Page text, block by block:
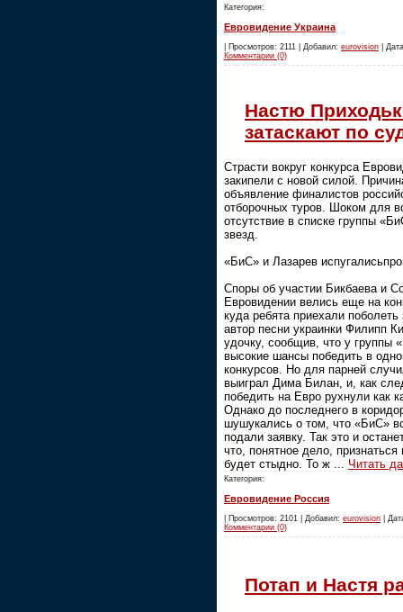
Категория:
Евровидение Украина
| Просмотров: 2111 | Добавил: eurovision |
Комментарии (0)
Настю
затаскают по
Страсти вокруг конкурса
закипели с новой силой.
объявление финалистов
отборочных туров. Шоком для
отсутствие в списке группы
звезд.
«БиС» и Лазарев
Споры об участии Бикбаева и
Евровидении велись еще на
куда ребята приехали
автор песни украинки Филипп
удочку, сообщив, что у группы
высокие шансы победить в
конкурсов. Но для парней
выиграл Дима Билан, и, как
победить на Евро рухнули как
Однако до последнего в
шушукались о том, что «БиС»
подали заявку. Так это и
что, понятное дело,
будет стыдно. То ж ... Читать
Категория:
Евровидение Россия
| Просмотров: 2101 | Добавил: eurovision |
Комментарии (0)
Потап и Настя